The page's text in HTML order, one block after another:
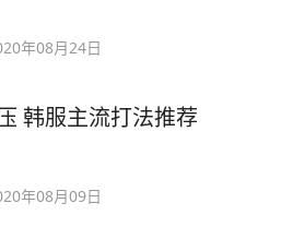
年08月24日
韩服主流打法推荐
年08月09日